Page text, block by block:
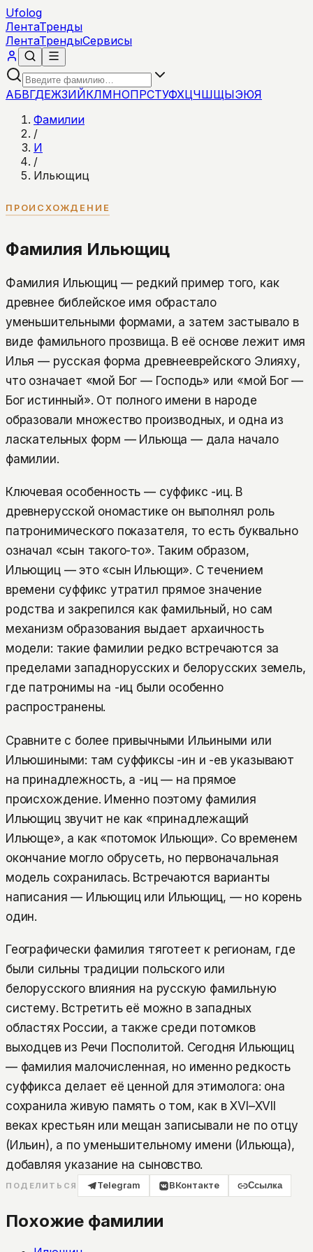
Ufolog
ЛентаТренды
ЛентаТрендыСервисы
АБВГДЕЖЗИЙКЛМНОПРСТУФХЦЧШЩЫЭЮЯ
Фамилии
/
И
/
Ильющиц
ПРОИСХОЖДЕНИЕ
Фамилия Ильющиц
Фамилия Ильющиц — редкий пример того, как
древнее библейское имя обрастало
уменьшительными формами, а затем застывало в
виде фамильного прозвища. В её основе лежит имя
Илья — русская форма древнееврейского Элияху,
что означает «мой Бог — Господь» или «мой Бог —
Бог истинный». От полного имени в народе
образовали множество производных, и одна из
ласкательных форм — Ильюща — дала начало
фамилии.
Ключевая особенность — суффикс -иц. В
древнерусской ономастике он выполнял роль
патронимического показателя, то есть буквально
означал «сын такого-то». Таким образом,
Ильющиц — это «сын Ильющи». С течением
времени суффикс утратил прямое значение
родства и закрепился как фамильный, но сам
механизм образования выдает архаичность
модели: такие фамилии редко встречаются за
пределами западнорусских и белорусских земель,
где патронимы на -иц были особенно
распространены.
Сравните с более привычными Ильиными или
Ильюшиными: там суффиксы -ин и -ев указывают
на принадлежность, а -иц — на прямое
происхождение. Именно поэтому фамилия
Ильющиц звучит не как «принадлежащий
Ильюще», а как «потомок Ильющи». Со временем
окончание могло обрусеть, но первоначальная
модель сохранилась. Встречаются варианты
написания — Ильющиц или Ильющиц, — но корень
один.
Географически фамилия тяготеет к регионам, где
были сильны традиции польского или
белорусского влияния на русскую фамильную
систему. Встретить её можно в западных
областях России, а также среди потомков
выходцев из Речи Посполитой. Сегодня Ильющиц
— фамилия малочисленная, но именно редкость
суффикса делает её ценной для этимолога: она
сохранила живую память о том, как в XVI–XVII
веках крестьян или мещан записывали не по отцу
(Ильин), а по уменьшительному имени (Ильюща),
добавляя указание на сыновство.
ПОДЕЛИТЬСЯ Telegram ВКонтакте Ссылка
Похожие фамилии